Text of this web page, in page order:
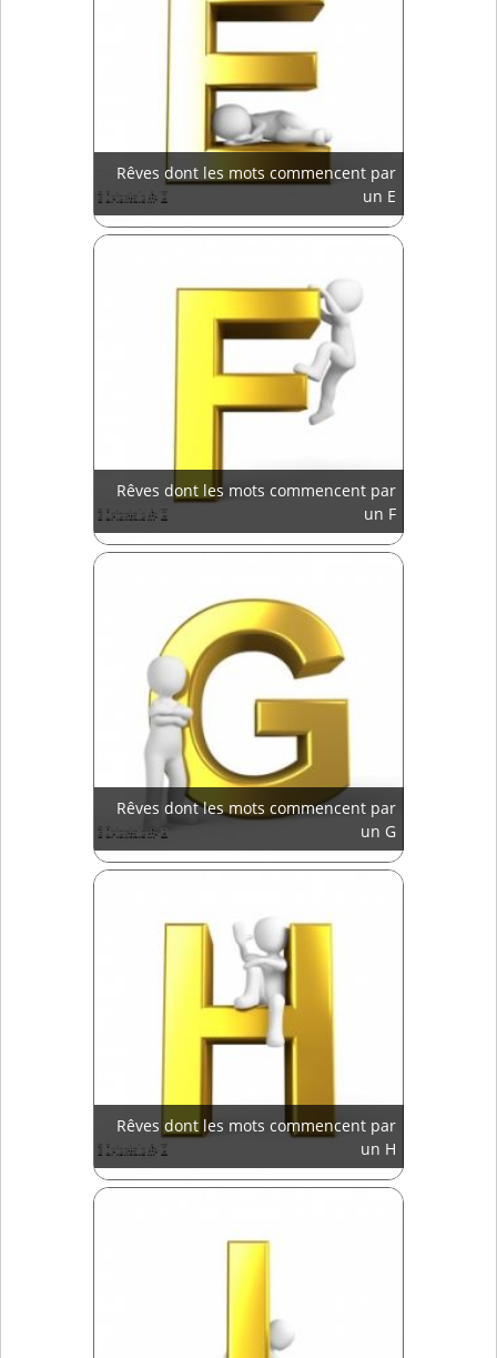
Rêves dont les mots commencent par
un E
Rêves dont les mots commencent par
un F
Rêves dont les mots commencent par
un G
Rêves dont les mots commencent par
un H